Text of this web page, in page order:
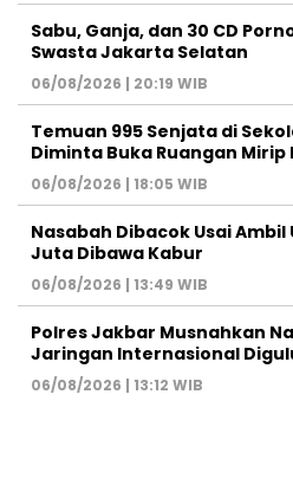
Sabu, Ganja, dan 30 CD
Swasta Jakarta Selatan
06/08/2026 | 20:19 WIB
Temuan 995 Senjata di
Diminta Buka Ruangan Mirip
06/08/2026 | 18:05 WIB
Nasabah Dibacok Usai Ambil
Juta Dibawa Kabur
06/08/2026 | 13:49 WIB
Polres Jakbar Musnahkan
Jaringan Internasional
06/08/2026 | 13:12 WIB